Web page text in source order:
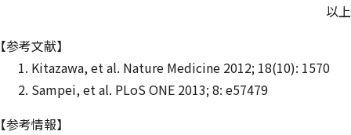
以上
【参考文献】
Kitazawa, et al. Nature Medicine 2012; 18(10): 1570
Sampei, et al. PLoS ONE 2013; 8: e57479
【参考情報】